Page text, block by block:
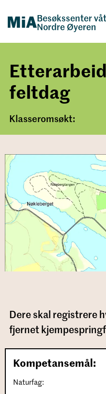
Besøkssenter
Nordre Øyeren
feltdag
Klasseromsøkt:
Dere skal registrere
fjernet
Kompetansemål:
Naturfag: